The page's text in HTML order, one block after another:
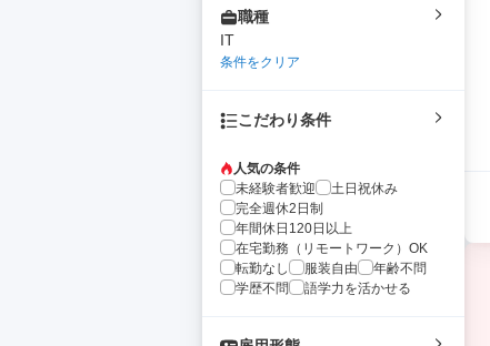
職種
IT
条件をクリア
こだわり条件
人気の条件
未経験者歓迎
土日祝休み
完全週休2日制
年間休日120日以上
在宅勤務（リモートワーク）OK
転勤なし
服装自由
年齢不問
学歴不問
語学力を活かせる